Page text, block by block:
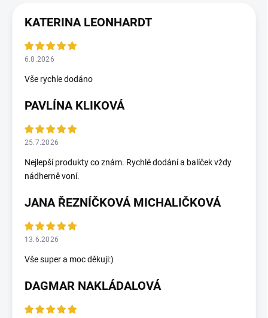
KATERINA LEONHARDT
6.8.2026
Vše rychle dodáno
PAVLÍNA KLIKOVÁ
25.7.2026
Nejlepší produkty co znám. Rychlé dodání a balíček vždy
nádherně voní.
JANA ŘEZNÍČKOVÁ MICHALIČKOVÁ
13.6.2026
Vše super a moc děkuji:)
DAGMAR NAKLÁDALOVÁ